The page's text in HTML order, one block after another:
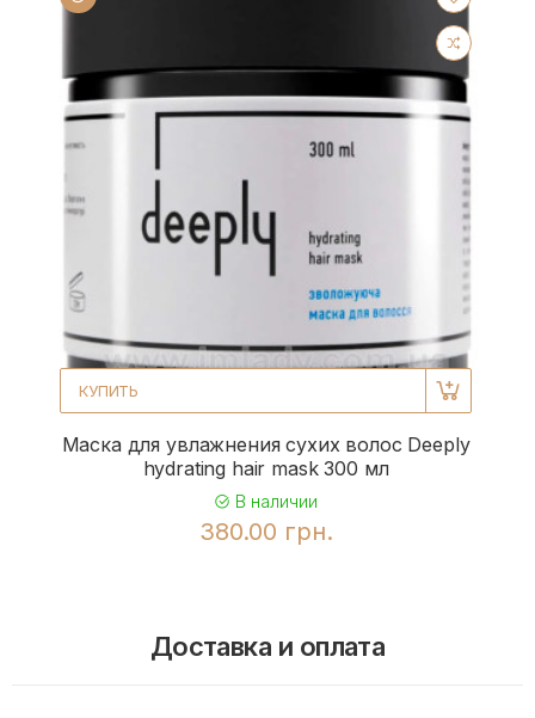
КУПИТЬ
Маска для увлажнения сухих волос Deeply
hydrating hair mask 300 мл
В наличии
380.00 грн.
Доставка и оплата